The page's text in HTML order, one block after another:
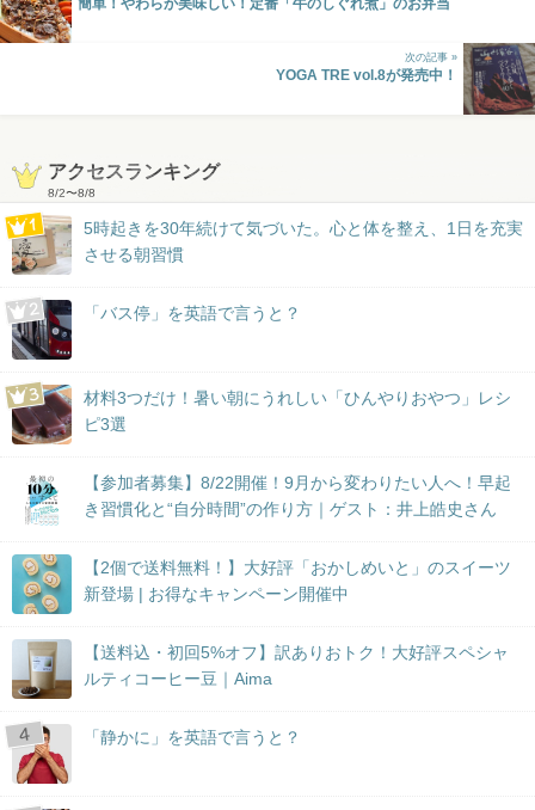
次の記事 »
YOGA TRE vol.8が発売中！
アクセスランキング
8/2〜8/8
5時起きを30年続けて気づいた。心と体を整え、1日を充実
させる朝習慣
「バス停」を英語で言うと？
材料3つだけ！暑い朝にうれしい「ひんやりおやつ」レシ
ピ3選
【参加者募集】8/22開催！9月から変わりたい人へ！早起
き習慣化と“自分時間”の作り方｜ゲスト：井上皓史さん
【2個で送料無料！】大好評「おかしめいと」のスイーツ
新登場 | お得なキャンペーン開催中
【送料込・初回5%オフ】訳ありおトク！大好評スペシャ
ルティコーヒー豆｜Aima
「静かに」を英語で言うと？